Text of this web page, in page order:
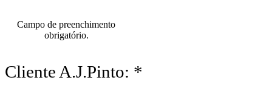
Campo de preenchimento
obrigatório.
Cliente A.J.Pinto: *